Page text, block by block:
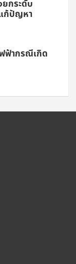
ยกระดับ
ก้ปัญหา
ฟฟ้ากรณีเกิด